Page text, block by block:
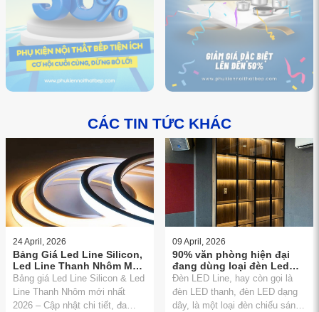
CÁC TIN TỨC KHÁC
24 April, 2026
Bảng Giá Led Line Silicon,
Led Line Thanh Nhôm Mới
Nhất
Bảng giá Led Line Silicon & Led
Line Thanh Nhôm mới nhất
2026 – Cập nhật chi tiết, đa
09 April, 2026
90% văn phòng hiện đại
đang dùng loại đèn Led
line này – Bạn đã biết
chưa?
Đèn LED Line, hay còn gọi là
đèn LED thanh, đèn LED dạng
dây, là một loại đèn chiếu sáng